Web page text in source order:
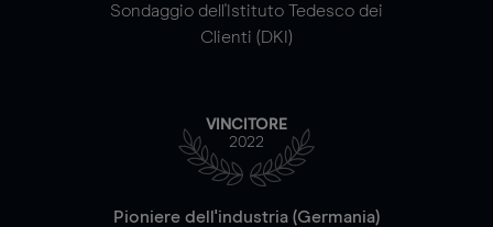
Sondaggio dell'Istituto Tedesco dei
Clienti (DKI)
VINCITORE
2022
Pioniere dell'industria (Germania)